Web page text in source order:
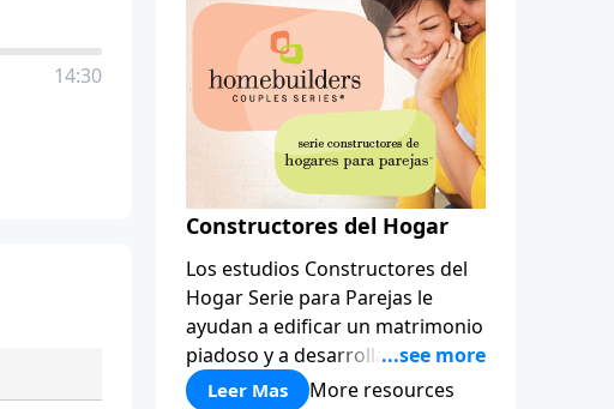
14:30
Constructores del Hogar
Los estudios Constructores del
Hogar Serie para Parejas le
ayudan a edificar un matrimonio
piadoso y a desarrollar
amistades que duren para toda
Leer Mas More resources